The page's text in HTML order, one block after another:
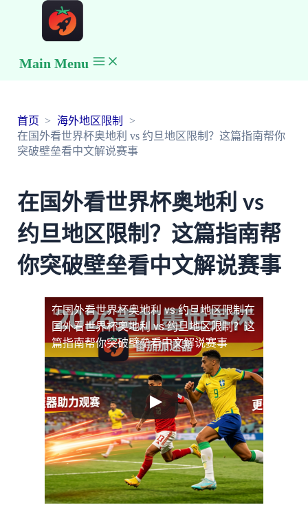
Main Menu
首页
海外地区限制
在国外看世界杯奥地利 vs 约旦地区限制？这篇指南帮你
突破壁垒看中文解说赛事
在国外看世界杯奥地利 vs
约旦地区限制？这篇指南帮
你突破壁垒看中文解说赛事
在国外看世界杯奥地利 vs 约旦地区限制在
国外看世界杯奥地利 vs 约旦地区限制？这
篇指南帮你突破壁垒看中文解说赛事